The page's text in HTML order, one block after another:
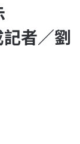
者／劉